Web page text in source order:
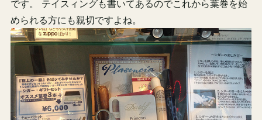
です。 テイスィングも書いてあるのでこれから葉巻を始
められる方にも親切ですよね。